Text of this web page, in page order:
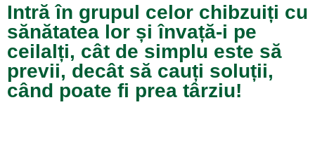
Intră în grupul celor chibzuiți cu
sănătatea lor și învață-i pe
ceilalți, cât de simplu este să
previi, decât să cauți soluții,
când poate fi prea târziu!